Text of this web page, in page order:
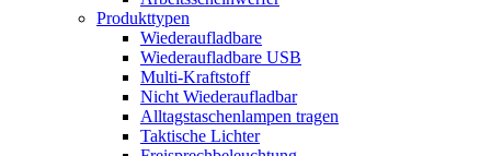
Produkttypen
Wiederaufladbare
Wiederaufladbare USB
Multi-Kraftstoff
Nicht Wiederaufladbar
Alltagstaschenlampen tragen
Taktische Lichter